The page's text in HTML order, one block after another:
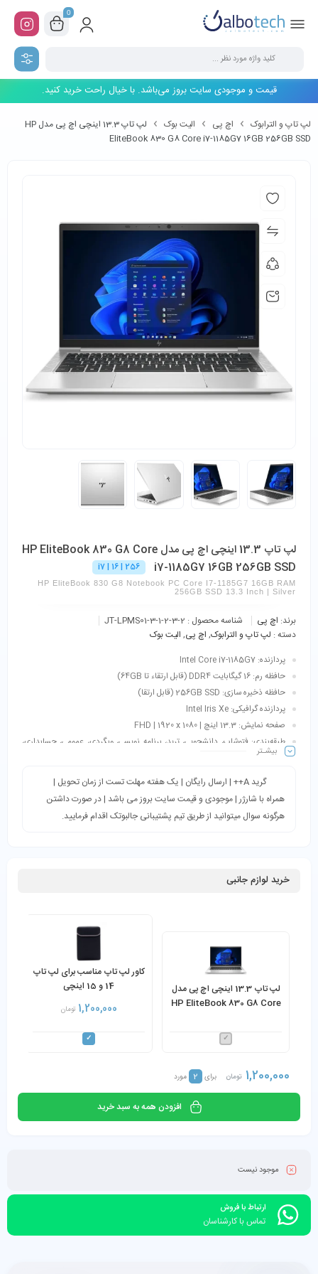
0
قیمت و موجودی سایت بروز می‌باشد. با خیال راحت خرید کنید.
لپ تاپ و الترابوک اچ پی الیت بوک
لپ تاپ 13.3 اینچی اچ پی مدل HP
EliteBook 830 G8 Core i7-1185G7 16GB 256GB SSD
لپ تاپ 13.3 اینچی اچ پی مدل HP EliteBook 830 G8 Core
i7-1185G7 16GB 256GB SSD
256 | 16 | i7
HP EliteBook 830 G8 Notebook PC Core I7-1185G7 16GB RAM
256GB SSD 13.3 Inch | Silver
برند: اچ پی شناسه محصول : JT-LPMS01-3-1-2-3-2
دسته : لپ تاپ و الترابوک, اچ پی, الیت بوک
پردازنده: Intel Core i7-1185G7
حافظه رم: 16 گیگابایت DDR4 (قابل ارتقاء تا 64GB)
حافظه ذخیره سازی: 256GB SSD (قابل ارتقا)
پردازنده گرافیکی: Intel Iris Xe
صفحه نمایش: 13.3 اینچ | FHD | 1920 x 1080
طبقه‌بندی: فتوشاپ، دانشجویی، ترید، برنامه نویسی، وبگردی، عمومی، حسابداری،
اتوکد، طراحی و…
بیشـتر
گرید A++ | ارسال رایگان | یک هفته مهلت تست از زمان تحویل |
همراه با شارژر | موجودی و قیمت سایت بروز می باشد | در صورت داشتن
هرگونه سوال میتوانید از طریق تیم پشتیبانی جالبوتک اقدام فرمایید.
خرید لوازم جانبی
لپ تاپ 13.3 اینچی اچ پی مدل
HP EliteBook 830 G8 Core
SSD
کاور لپ تاپ مناسب برای لپ تاپ
14 و 15 اینچی
1,200,000 تومان
1,200,000 تومان برای 2 مورد
افزودن همه به سبد خرید
موجود نیست
ارتباط با فروش
تماس با کارشناسان